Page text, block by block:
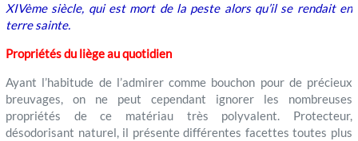
XIVème siècle, qui est mort de la peste alors qu’il se rendait en
terre sainte.
Propriétés du liège au quotidien
Ayant l’habitude de l’admirer comme bouchon pour de précieux
breuvages, on ne peut cependant ignorer les nombreuses
propriétés de ce matériau très polyvalent. Protecteur,
désodorisant naturel, il présente différentes facettes toutes plus